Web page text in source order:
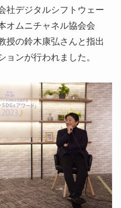
社デジタルシフトウェー
オムニチャネル協会会
授の鈴木康弘さんと指出
ョンが行われました。